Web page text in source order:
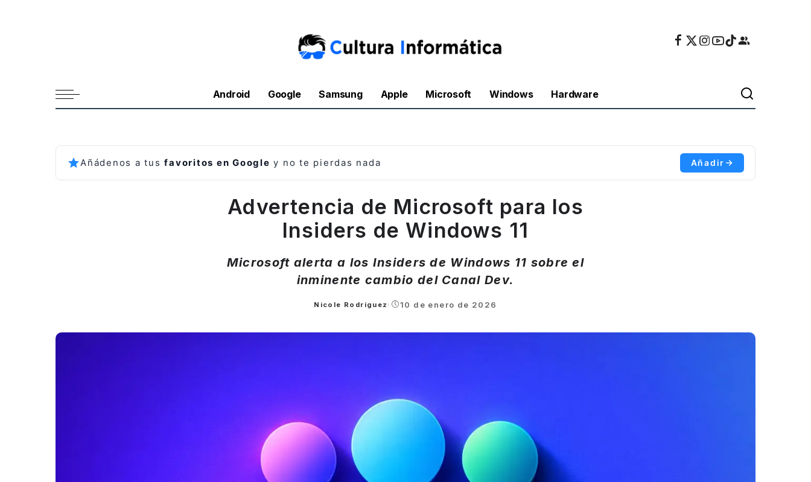
Android Google Samsung Apple Microsoft Windows Hardware
Añádenos a tusfavoritos en Google y no te pierdas nada Añadir
Advertencia de Microsoft para los
Insiders de Windows 11
Microsoft alerta a los Insiders de Windows 11 sobre el
inminente cambio del Canal Dev.
Posted
Nicole Rodríguez 10 de enero de 2026